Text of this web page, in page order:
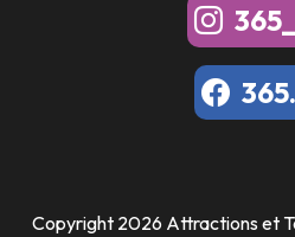
Copyright 2026 Attractions et